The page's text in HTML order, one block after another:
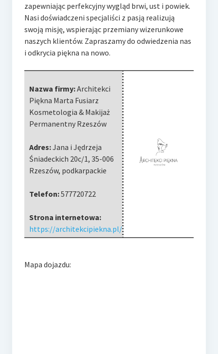
zapewniając perfekcyjny wygląd brwi, ust i powiek.
Nasi doświadczeni specjaliści z pasją realizują
swoją misję, wspierając przemiany wizerunkowe
naszych klientów. Zapraszamy do odwiedzenia nas
i odkrycia piękna na nowo.
Nazwa firmy:Architekci
Piękna Marta Fusiarz
Kosmetologia & Makijaż
Permanentny Rzeszów
Adres:Jana i Jędrzeja
Śniadeckich 20c/1, 35-006
Rzeszów, podkarpackie
Telefon:577720722
Strona internetowa:
https://architekcipiekna.pl/
Mapa dojazdu: